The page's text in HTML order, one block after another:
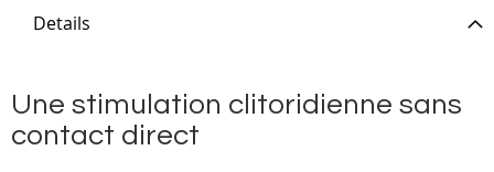
Details
Une stimulation clitoridienne sans
contact direct